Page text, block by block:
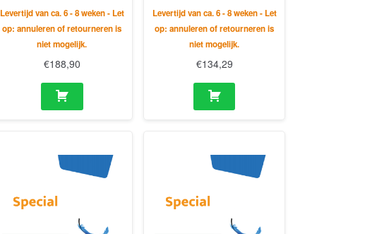
Levertijd van ca. 6 - 8 weken - Let
op: annuleren of retourneren is
niet mogelijk.
€188,90
Levertijd van ca. 6 - 8 weken - Let
op: annuleren of retourneren is
niet mogelijk.
€134,29